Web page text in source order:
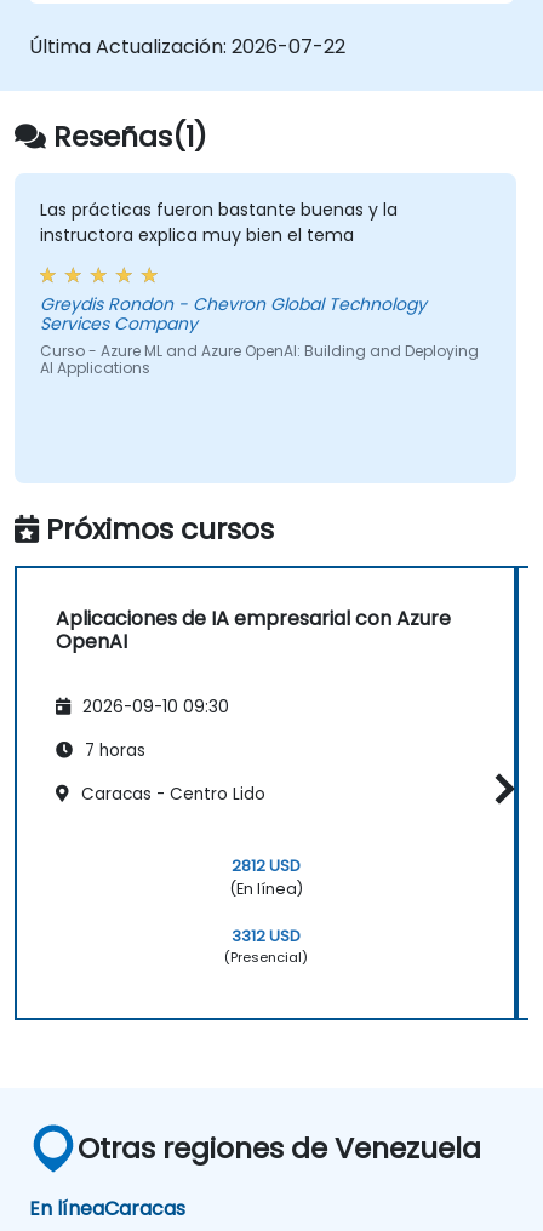
Última Actualización: 2026-07-22
Reseñas(1)
Las prácticas fueron bastante buenas y la
instructora explica muy bien el tema
Greydis Rondon - Chevron Global Technology
Services Company
Curso - Azure ML and Azure OpenAI: Building and Deploying
AI Applications
Próximos cursos
Aplicaciones de IA empresarial con Azure
OpenAI
2026-09-10 09:30
7 horas
Caracas - Centro Lido
2812 USD
(En línea)
3312 USD
(Presencial)
Otras regiones de Venezuela
En líneaCaracas